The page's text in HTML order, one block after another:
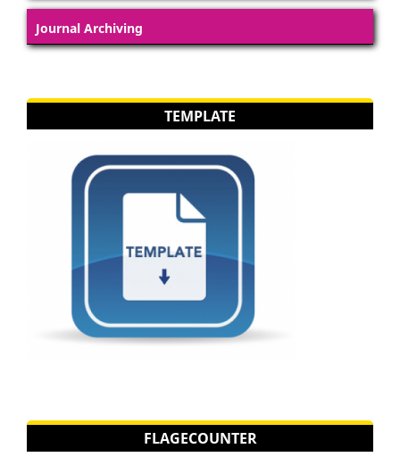
Journal Archiving
TEMPLATE
FLAGECOUNTER